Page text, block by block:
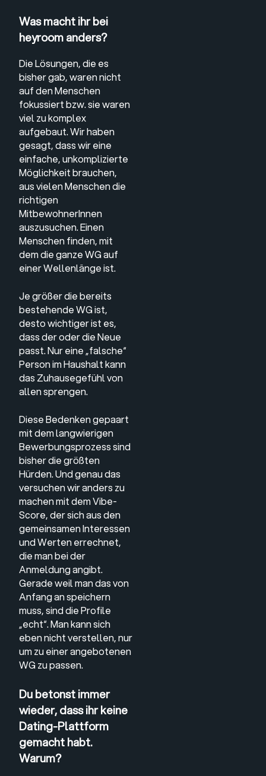
Was macht ihr bei
heyroom anders?
Die Lösungen, die es
bisher gab, waren nicht
auf den Menschen
fokussiert bzw. sie waren
viel zu komplex
aufgebaut. Wir haben
gesagt, dass wir eine
einfache, unkomplizierte
Möglichkeit brauchen,
aus vielen Menschen die
richtigen
MitbewohnerInnen
auszusuchen. Einen
Menschen finden, mit
dem die ganze WG auf
einer Wellenlänge ist.
Je größer die bereits
bestehende WG ist,
desto wichtiger ist es,
dass der oder die Neue
passt. Nur eine „falsche“
Person im Haushalt kann
das Zuhausegefühl von
allen sprengen.
Diese Bedenken gepaart
mit dem langwierigen
Bewerbungsprozess sind
bisher die größten
Hürden. Und genau das
versuchen wir anders zu
machen mit dem Vibe-
Score, der sich aus den
gemeinsamen Interessen
und Werten errechnet,
die man bei der
Anmeldung angibt.
Gerade weil man das von
Anfang an speichern
muss, sind die Profile
„echt“. Man kann sich
eben nicht verstellen, nur
um zu einer angebotenen
WG zu passen.
Du betonst immer
wieder, dass ihr keine
Dating-Plattform
gemacht habt.
Warum?